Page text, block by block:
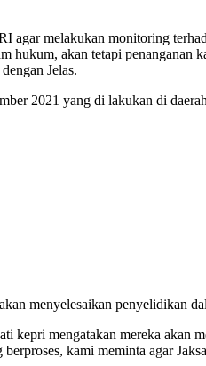
agar melakukan monitoring
hukum, akan tetapi
Jelas.
2021 yang di lakukan di
menyelesaikan penyelidikan
kepri mengatakan mereka
kami meminta agar